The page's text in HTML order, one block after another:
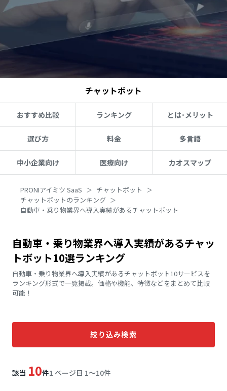
チャットボット
おすすめ比較 ランキング とは･メリット
選び方 料金 多言語
中小企業向け 医療向け カオスマップ
PRONIアイミツ SaaS
チャットボット
チャットボットのランキング
自動車・乗り物業界へ導入実績があるチャットボット
自動車・乗り物業界へ導入実績があるチャッ
トボット10選ランキング
自動車・乗り物業界へ導入実績があるチャットボット10サービスを
ランキング形式で一覧掲載。価格や機能、特徴などをまとめて比較
可能！
絞り込み検索
該当 10件1 ページ目 1〜10件